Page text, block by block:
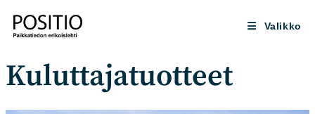
suoraan
sisältöön
Valikko
Kuluttajatuotteet